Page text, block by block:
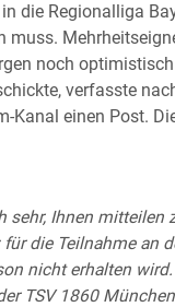
die Regionalliga
muss.
noch optimistisch
verfasste
Kanal einen Post.
sehr, Ihnen mitteilen
für die Teilnahme an
nicht erhalten
TSV 1860